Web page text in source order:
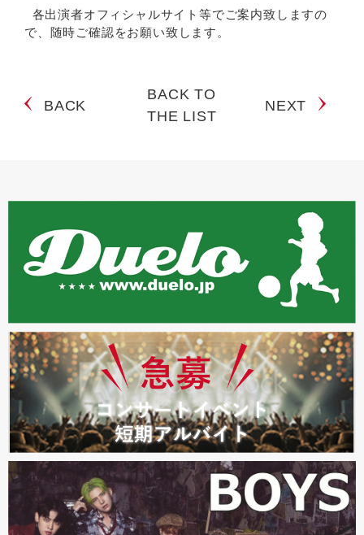
各出演者オフィシャルサイト等でご案内致しますの
で、随時ご確認をお願い致します。
BACK
BACK TO
THE LIST
NEXT